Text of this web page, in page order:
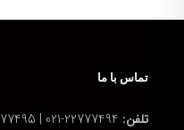
تماس با ما
تلفن: